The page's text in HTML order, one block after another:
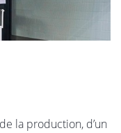
la production, d’un